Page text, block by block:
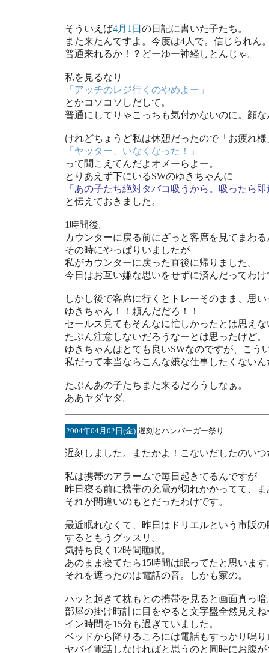
そういえば4月1日 の日記に書いた子たち。
また来たんですよ。今度は4人で。信じられん
普通来れるか！？どーゆー神経しとんじゃ。
私を見るなり
「アッチのレジ行くのやめよー」
とかコソコソしだして。
普通にしてりゃこっちも気付かないのに。顔
けれどちょうど私は休憩だったので「お疲れ
「ヤッター、いなくなった！」
って聞こえてんだよオメーらよー。
とりあえず下にいるSWのゆきちゃんに
「あの子たち絶対タバコ吸うから。吸ったら
と伝えておきました。
1時間後。
カウンターに戻る前にざっと客席を見てまわる
その時にやっぱりいましたが
私がカウンターに戻った直後に帰りました。
今日はお互い嫌な思いをせずに済んだってわけ
しかし後で客席に行くとトレーそのまま、思
ゆきちゃん！！頼んだだろ！！
セールス見てもそんなに忙しかったとは思え
たぶん注意しないだろうなーとは思ったけど。
ゆきちゃんはとても良いSWなのですが、こ
私だって本当ならこんな嫌な仕事したくないん
たぶんあの子たちまた来るだろうしなぁ。
ああヤダヤダ。
2004年04月02日(金) 遅刻とハンバーガー祭り
遅刻しました。またかよ！こないだしたのい
私は携帯のアラームで毎日起きてるんですが
昨日寝る前に携帯の充電が切れかかってて、
それが間違いのもとだったわけです。
最近眠れなくて、昨日はドリエルという市販
するともうグッスリ。
気持ち良く12時間睡眠。
あのまま寝てたら15時間は眠ってたと思います
それを遮ったのは電話の音。しかも家の。
ハッと起きて枕もとの携帯を見ると画面真っ
部屋の掛け時計に目をやると文字盤全然見え
イン時間を15分も過ぎていました。
ベッドから降りるころには電話もすっかり鳴
ヤバイ電話しなければと思うのと同時にお腹